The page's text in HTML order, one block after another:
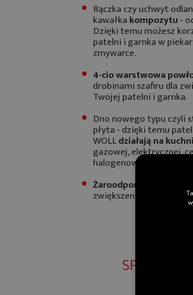
Rączka czy uchwyt
kawałkakompozytu -
Dzięki temu możesz
patelni i garnka w
zmywarce.
4-cio warstwowa
drobinami szafiru dla
Twojej patelni i garnka.
Dno nowego typu czyli
płyta - dzięki temu
WOLLdziałają na
gazowej, elektrycznej,
halogenowej, węglowej
Żaroodporna pokrywa
zwiększenia możliwości
SPRAW,